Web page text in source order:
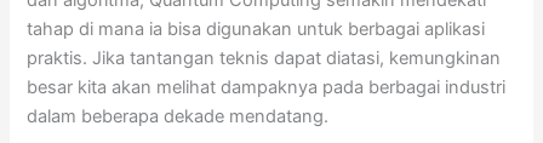
tahap di mana ia bisa digunakan untuk berbagai aplikasi
praktis. Jika tantangan teknis dapat diatasi, kemungkinan
besar kita akan melihat dampaknya pada berbagai industri
dalam beberapa dekade mendatang.